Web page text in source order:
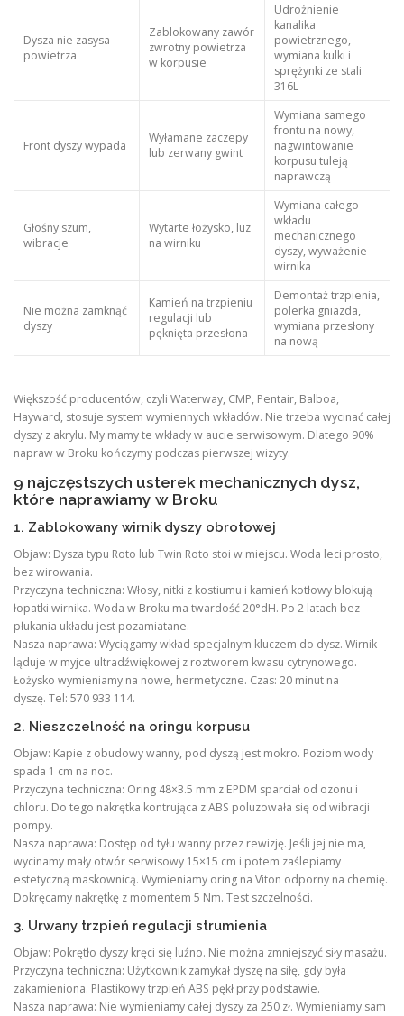
Dysza nie zasysa
powietrza
Zablokowany zawór
zwrotny powietrza
w korpusie
Udrożnienie
kanalika
powietrznego,
wymiana kulki i
sprężynki ze stali
316L
Front dyszy wypada
Wyłamane zaczepy
lub zerwany gwint
Wymiana samego
frontu na nowy,
nagwintowanie
korpusu tuleją
naprawczą
Głośny szum,
wibracje
Wytarte łożysko, luz
na wirniku
Wymiana całego
wkładu
mechanicznego
dyszy, wyważenie
wirnika
Nie można zamknąć
dyszy
Kamień na trzpieniu
regulacji lub
pęknięta przesłona
Demontaż trzpienia,
polerka gniazda,
wymiana przesłony
na nową
Większość producentów, czyli Waterway, CMP, Pentair, Balboa,
Hayward, stosuje system wymiennych wkładów. Nie trzeba wycinać całej
dyszy z akrylu. My mamy te wkłady w aucie serwisowym. Dlatego 90%
napraw w Broku kończymy podczas pierwszej wizyty.
9 najczęstszych usterek mechanicznych dysz,
które naprawiamy w Broku
1. Zablokowany wirnik dyszy obrotowej
Objaw: Dysza typu Roto lub Twin Roto stoi w miejscu. Woda leci prosto,
bez wirowania.
Przyczyna techniczna: Włosy, nitki z kostiumu i kamień kotłowy blokują
łopatki wirnika. Woda w Broku ma twardość 20°dH. Po 2 latach bez
płukania układu jest pozamiatane.
Nasza naprawa: Wyciągamy wkład specjalnym kluczem do dysz. Wirnik
ląduje w myjce ultradźwiękowej z roztworem kwasu cytrynowego.
Łożysko wymieniamy na nowe, hermetyczne. Czas: 20 minut na
dyszę. Tel: 570 933 114.
2. Nieszczelność na oringu korpusu
Objaw: Kapie z obudowy wanny, pod dyszą jest mokro. Poziom wody
spada 1 cm na noc.
Przyczyna techniczna: Oring 48×3.5 mm z EPDM sparciał od ozonu i
chloru. Do tego nakrętka kontrująca z ABS poluzowała się od wibracji
pompy.
Nasza naprawa: Dostęp od tyłu wanny przez rewizję. Jeśli jej nie ma,
wycinamy mały otwór serwisowy 15×15 cm i potem zaślepiamy
estetyczną maskownicą. Wymieniamy oring na Viton odporny na chemię.
Dokręcamy nakrętkę z momentem 5 Nm. Test szczelności.
3. Urwany trzpień regulacji strumienia
Objaw: Pokrętło dyszy kręci się luźno. Nie można zmniejszyć siły masażu.
Przyczyna techniczna: Użytkownik zamykał dyszę na siłę, gdy była
zakamieniona. Plastikowy trzpień ABS pękł przy podstawie.
Nasza naprawa: Nie wymieniamy całej dyszy za 250 zł. Wymieniamy sam